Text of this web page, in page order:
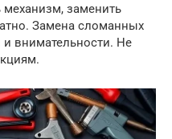
механизм, заменить
Замена сломанных
и внимательности. Не